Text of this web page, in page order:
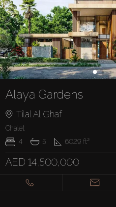
Alaya Gardens
Tilal Al Ghaf
Chalet
4
5 6029ft²
AED 14,500,000